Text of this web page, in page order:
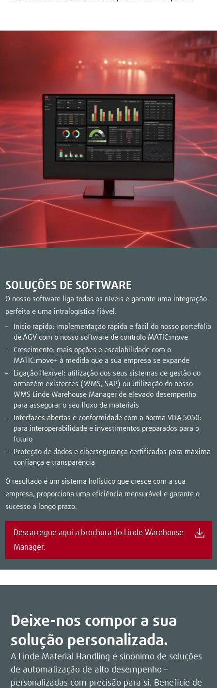
SOLUÇÕES DE SOFTWARE
O nosso software liga todos os níveis e garante uma integração
perfeita e uma intralogística fiável.
Início rápido: implementação rápida e fácil do nosso portefólio
de AGV com o nosso software de controlo MATIC:move
Crescimento: mais opções e escalabilidade com o
MATIC:move+ à medida que a sua empresa se expande
Ligação flexível: utilização dos seus sistemas de gestão do
armazém existentes (WMS, SAP) ou utilização do nosso
WMS Linde Warehouse Manager de elevado desempenho
para assegurar o seu fluxo de materiais
Interfaces abertas e conformidade com a norma VDA 5050:
para interoperabilidade e investimentos preparados para o
futuro
Proteção de dados e cibersegurança certificadas para máxima
confiança e transparência
O resultado é um sistema holístico que cresce com a sua
empresa, proporciona uma eficiência mensurável e garante o
sucesso a longo prazo.
Descarregue aqui a brochura do Linde Warehouse
Manager.
Deixe-nos compor a sua
solução personalizada.
A Linde Material Handling é sinónimo de soluções
de automatização de alto desempenho –
personalizadas com precisão para si. Beneficie de